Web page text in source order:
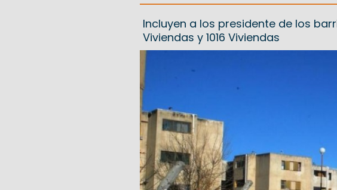
Incluyen a los presidente de los
Viviendas y 1016 Viviendas